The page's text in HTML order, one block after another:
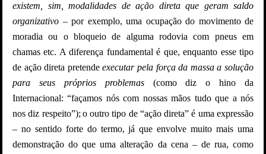
existem, sim, modalidades de ação direta que geram saldo
organizativo – por exemplo, uma ocupação do movimento de
moradia ou o bloqueio de alguma rodovia com pneus em
chamas etc. A diferença fundamental é que, enquanto esse tipo
de ação direta pretendeexecutar pela força da massa a solução
para seus próprios problemas (como diz o hino da
Internacional: “façamos nós com nossas mãos tudo que a nós
nos diz respeito”); o outro tipo de “ação direta” é uma expressão
– no sentido forte do termo, já que envolve muito mais uma
demonstração do que uma alteração da cena – de rua, como